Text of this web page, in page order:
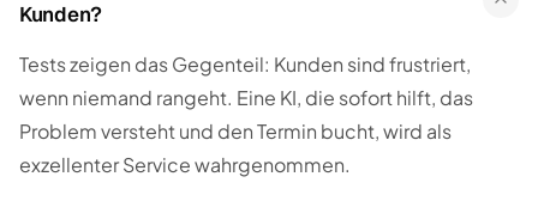
Kunden?
Tests zeigen das Gegenteil: Kunden sind frustriert,
wenn niemand rangeht. Eine KI, die sofort hilft, das
Problem versteht und den Termin bucht, wird als
exzellenter Service wahrgenommen.